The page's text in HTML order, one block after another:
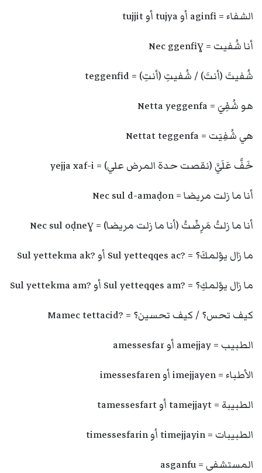
الشفاء = aginfi أو tujya أو tujjit
أنا شُفيت = Nec ggenfiɣ
شُفيتَ (أنتَ) / شُفيتِ (أنتِ) = teggenfid
هو شُفِيَ = Netta yeggenfa
هي شُفِيَت = Nettat teggenfa
خَفَّ عَلَيَّ (نقصت حدة المرض علي) = yejja xaf-i
أنا ما زلت مريضا = Nec sul d-amaḍon
أنا ما زلتُ مَرِضْتُ (أنا ما زلت مريضا) = Nec sul oḍneɣ
ما زال يؤلمكَ؟ = ?Sul yetteqqes ac أو ?Sul yettekma ak
ما زال يؤلمكِ؟ = ?Sul yetteqqes am أو ?Sul yettekma am
كيف تحس؟ / كيف تحسين؟ = ?Mamec tettacid
الطبيب = amejjay أو amessesfar
الأطباء = imejjayen أو imessesfaren
الطبيبة = tamejjayt أو tamessesfart
الطبيبات = timejjayin أو timessesfarin
المستشفى = asganfu